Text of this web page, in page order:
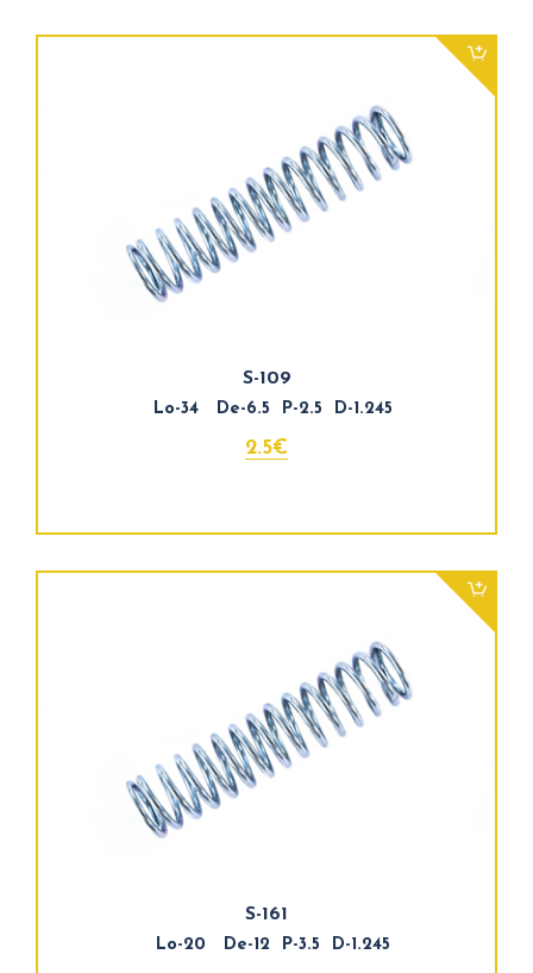
S-109
Lo-34 De-6.5 P-2.5 D-1.245
2.5€
S-161
Lo-20 De-12 P-3.5 D-1.245